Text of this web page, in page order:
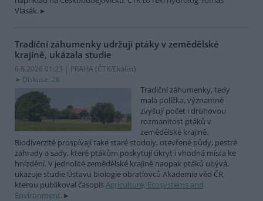
Vlasák.
Tradiční záhumenky udržují ptáky v zemědělské
krajině, ukázala studie
6.8.2026 01:23 | PRAHA (ČTK/Ekolist)
Diskuse: 26
Tradiční záhumenky, tedy
malá políčka, významně
zvyšují počet i druhovou
rozmanitost ptáků v
zemědělské krajině.
Biodiverzitě prospívají také staré stodoly, otevřené půdy, pestré
zahrady a sady, které ptákům poskytují úkryt i vhodná místa ke
hnízdění. V jednolité zemědělské krajině naopak ptáků ubývá,
ukazuje studie Ústavu biologie obratlovců Akademie věd ČR,
kterou publikoval časopisAgriculture, Ecosystems and
Environment.